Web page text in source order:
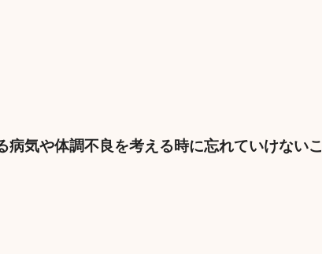
病気や体調不良を考える時に忘れていけないこ